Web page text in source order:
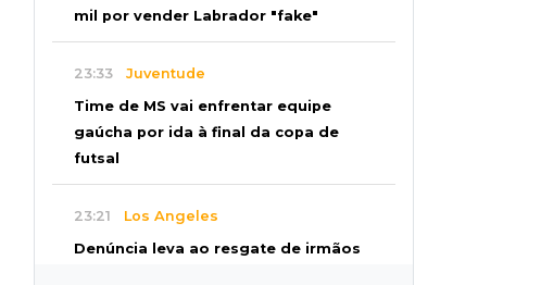
mil por vender Labrador "fake"
23:33 Juventude
Time de MS vai enfrentar equipe
gaúcha por ida à final da copa de
futsal
23:21 Los Angeles
Denúncia leva ao resgate de irmãos